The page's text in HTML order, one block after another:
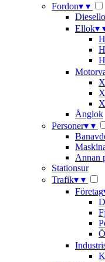
Fordon▾ ▾
Ellok▾
Ånglok
Personer▾ ▾
Annan
Stationsur
Trafik▾ ▾
Företag